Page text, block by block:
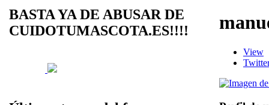
BASTA YA DE ABUSAR DE
CUIDOTUMASCOTA.ES!!!!
View